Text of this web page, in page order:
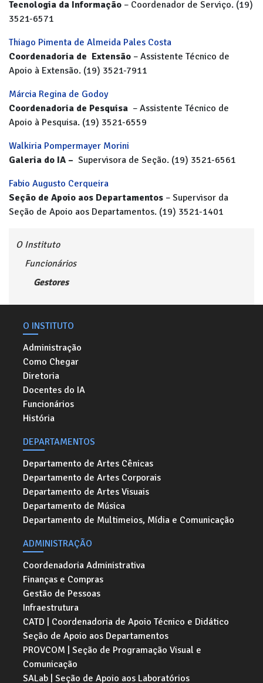
Tecnologia da Informação – Coordenador de Serviço. (19)
3521-6571
Thiago Pimenta de Almeida Pales Costa
Coordenadoria de Extensão – Assistente Técnico de
Apoio à Extensão. (19) 3521-7911
Márcia Regina de Godoy
Coordenadoria de Pesquisa – Assistente Técnico de
Apoio à Pesquisa. (19) 3521-6559
Walkiria Pompermayer Morini
Galeria do IA – Supervisora de Seção. (19) 3521-6561
Fabio Augusto Cerqueira
Seção de Apoio aos Departamentos – Supervisor da
Seção de Apoio aos Departamentos. (19) 3521-1401
O Instituto
Funcionários
Gestores
O INSTITUTO
Administração
Como Chegar
Diretoria
Docentes do IA
Funcionários
História
DEPARTAMENTOS
Departamento de Artes Cênicas
Departamento de Artes Corporais
Departamento de Artes Visuais
Departamento de Música
Departamento de Multimeios, Mídia e Comunicação
ADMINISTRAÇÃO
Coordenadoria Administrativa
Finanças e Compras
Gestão de Pessoas
Infraestrutura
CATD | Coordenadoria de Apoio Técnico e Didático
Seção de Apoio aos Departamentos
PROVCOM | Seção de Programação Visual e
Comunicação
SALab | Seção de Apoio aos Laboratórios